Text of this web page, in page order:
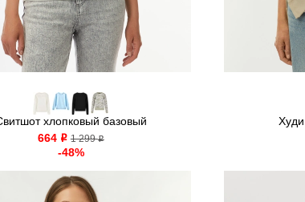
хлопковый базовый
664 o 1 299o
-48%